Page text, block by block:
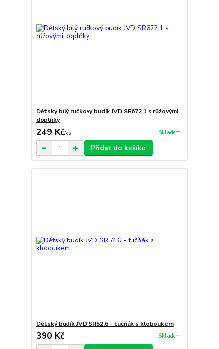
Dětský bílý ručkový budík JVD SR672.1 s růžovými
doplňky
249 Kč/ks Skladem
Přidat do košíku
Dětský budík JVD SR52.6 - tučňák s kloboukem
390 Kč Skladem